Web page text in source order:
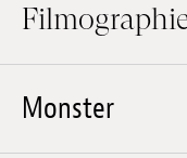
Monster